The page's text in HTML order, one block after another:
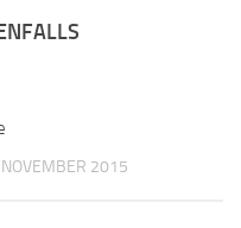
2015